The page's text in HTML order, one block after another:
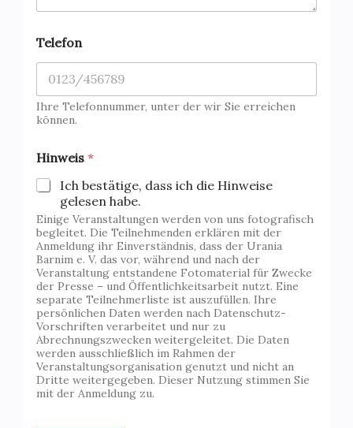
u
n
g
i
n
w
i
V
r
a
n
s
t
a
l
t
u
n
g
Telefon
Ihre Telefonnummer, unter der wir Sie erreichen
können.
Hinweis *
Ich bestätige, dass ich die Hinweise
gelesen habe.
Einige Veranstaltungen werden von uns fotografisch
begleitet. Die Teilnehmenden erklären mit der
Anmeldung ihr Einverständnis, dass der Urania
Barnim e. V. das vor, während und nach der
Veranstaltung entstandene Fotomaterial für Zwecke
der Presse – und Öffentlichkeitsarbeit nutzt. Eine
separate Teilnehmerliste ist auszufüllen. Ihre
persönlichen Daten werden nach Datenschutz-
Vorschriften verarbeitet und nur zu
Abrechnungszwecken weitergeleitet. Die Daten
werden ausschließlich im Rahmen der
Veranstaltungsorganisation genutzt und nicht an
Dritte weitergegeben. Dieser Nutzung stimmen Sie
mit der Anmeldung zu.